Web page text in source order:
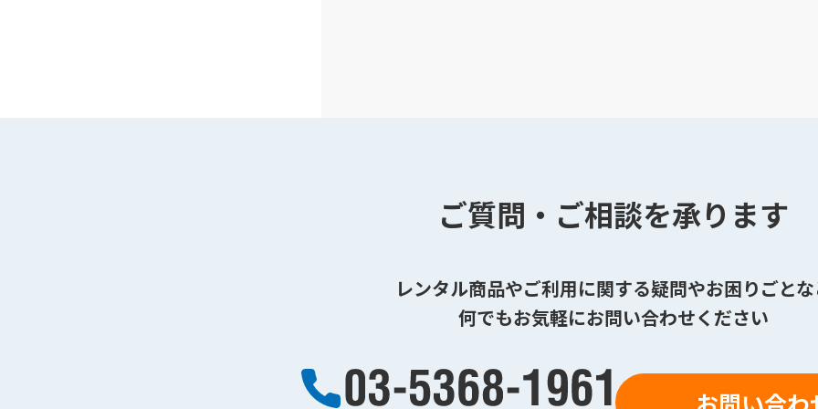
ご質問・ご相談を承ります
レンタル商品やご利用に関する疑問やお困りごと
何でもお気軽にお問い合わせください